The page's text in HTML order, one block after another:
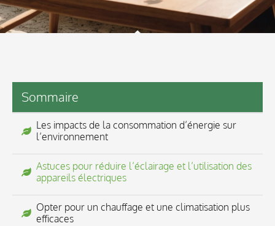
Sommaire
Les impacts de la consommation d’énergie sur
l’environnement
Astuces pour réduire l’éclairage et l’utilisation des
appareils électriques
Opter pour un chauffage et une climatisation plus
efficaces